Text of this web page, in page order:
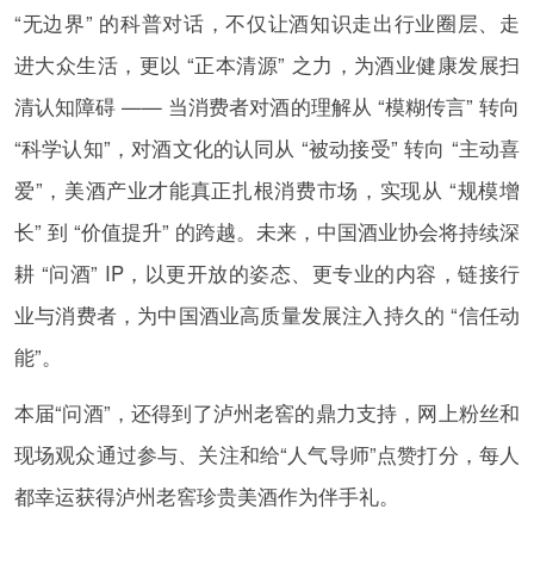
“无边界” 的科普对话，不仅让酒知识走出行业圈层、走
进大众生活，更以 “正本清源” 之力，为酒业健康发展扫
清认知障碍 —— 当消费者对酒的理解从 “模糊传言” 转向
“科学认知”，对酒文化的认同从 “被动接受” 转向 “主动喜
爱”，美酒产业才能真正扎根消费市场，实现从 “规模增
长” 到 “价值提升” 的跨越。未来，中国酒业协会将持续深
耕 “问酒” IP，以更开放的姿态、更专业的内容，链接行
业与消费者，为中国酒业高质量发展注入持久的 “信任动
能”。
本届“问酒”，还得到了泸州老窖的鼎力支持，网上粉丝和
现场观众通过参与、关注和给“人气导师”点赞打分，每人
都幸运获得泸州老窖珍贵美酒作为伴手礼。